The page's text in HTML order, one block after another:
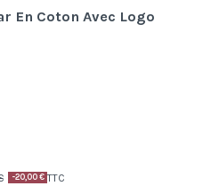
En Coton Avec Logo
-20,00 € TTC